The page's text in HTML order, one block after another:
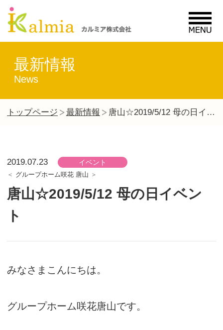
MENU
最新情報
News
トップページ 最新情報 唐山☆2019/5/12 母の日イベント
2019.07.23 イベント
グループホーム咲花 唐山
唐山☆2019/5/12 母の日イベン
ト
みなさまこんにちは。
グループホーム咲花唐山です。